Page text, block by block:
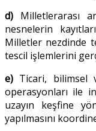
d) Milletlerarası
nesnelerin
Milletler nezdinde
tescil işlemlerini
e) Ticari, bilimsel
operasyonları ile
uzayın keşfine
yapılmasını